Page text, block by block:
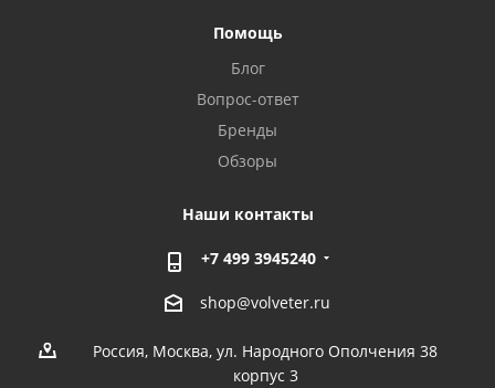
Помощь
Блог
Вопрос-ответ
Бренды
Обзоры
Наши контакты
+7 499 3945240
shop@volveter.ru
Россия, Москва, ул. Народного Ополчения 38
корпус 3